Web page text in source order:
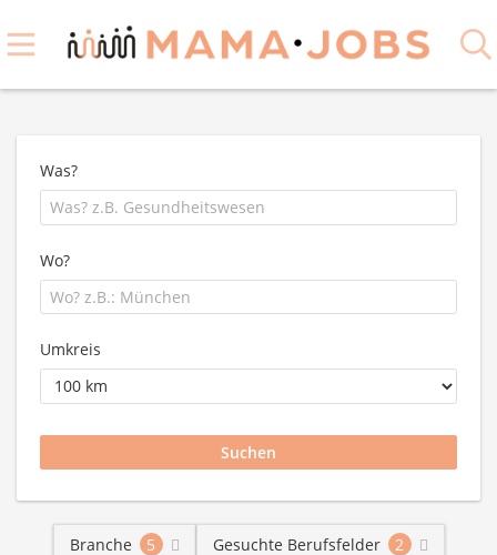
Was?
Wo?
Umkreis
Branche 5 Gesuchte Berufsfelder
2